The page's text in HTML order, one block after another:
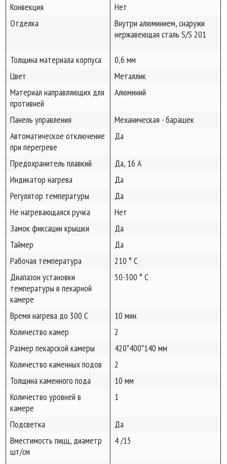
Конвекция
Нет
Отделка
Внутри алюминием, снаружи
нержавеющая сталь S/S 201
Толщина материала корпуса
0,6 мм
Цвет
Металлик
Материал направляющих для
противней
Алюминий
Панель управления
Механическая - барашек
Автоматическое отключение
при перегреве
Да
Предохранитель плавкий
Да, 16 А
Индикатор нагрева
Да
Регулятор температуры
Да
Не нагревающаяся ручка
Нет
Замок фиксации крышки
Да
Таймер
Да
Рабочая температура
210 ° C
Диапазон установки
температуры в пекарной
камере
50-300 ° C
Время нагрева до 300 С
10 мин.
Количество камер
2
Размер пекарской камеры
420*400*140 мм
Количество каменных подов
2
Толщина каменного пода
10 мм
Количество уровней в
камере
1
Подсветка
Да
Вместимость пицц, диаметр
шт/см
4 /15